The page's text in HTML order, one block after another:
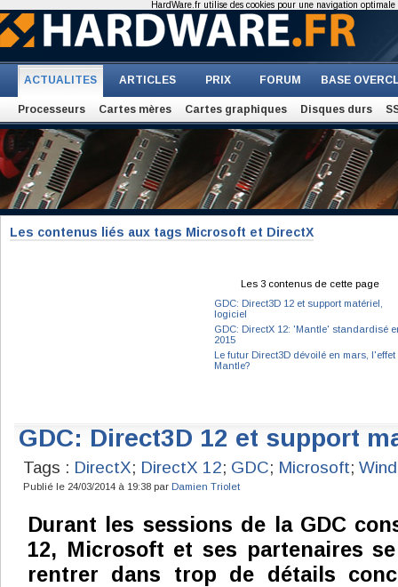
ACTUALITES ARTICLES PRIX FORUM BASE
Processeurs Cartes mères Cartes graphiques Disques durs
Les contenus liés aux tags Microsoft et DirectX
Les 3 contenus de cette page
GDC: Direct3D 12 et support matériel,
logiciel
GDC: DirectX 12: 'Mantle' standardisé
2015
Le futur Direct3D dévoilé en mars, l'effet
Mantle?
GDC: Direct3D 12 et support
Tags : DirectX; DirectX 12; GDC; Microsoft;
Publié le 24/03/2014 à 19:38 par Damien Triolet
Durant les sessions de la GDC
12, Microsoft et ses partenaires
rentrer dans trop de détails
HardWare.fr utilise des cookies pour une navigation